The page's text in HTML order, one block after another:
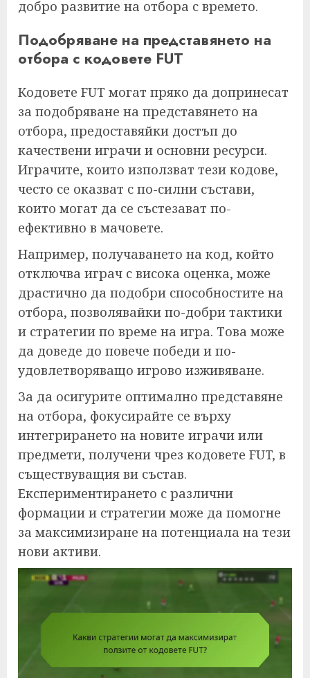
добро развитие на отбора с времето.
Подобряване на представянето на
отбора с кодовете FUT
Кодовете FUT могат пряко да допринесат
за подобряване на представянето на
отбора, предоставяйки достъп до
качествени играчи и основни ресурси.
Играчите, които използват тези кодове,
често се оказват с по-силни състави,
които могат да се състезават по-
ефективно в мачовете.
Например, получаването на код, който
отключва играч с висока оценка, може
драстично да подобри способностите на
отбора, позволявайки по-добри тактики
и стратегии по време на игра. Това може
да доведе до повече победи и по-
удовлетворяващо игрово изживяване.
За да осигурите оптимално представяне
на отбора, фокусирайте се върху
интегрирането на новите играчи или
предмети, получени чрез кодовете FUT, в
съществуващия ви състав.
Експериментирането с различни
формации и стратегии може да помогне
за максимизиране на потенциала на тези
нови активи.